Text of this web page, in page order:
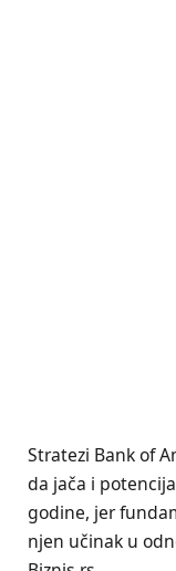
Stratezi Bank of
da jača i
godine, jer
njen učinak u